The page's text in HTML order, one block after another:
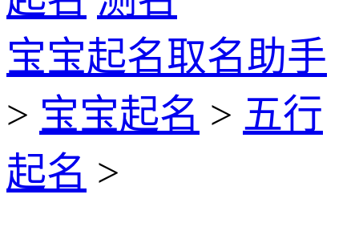
宝宝起名取名助手
> 宝宝起名 > 五行
起名 >